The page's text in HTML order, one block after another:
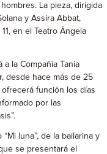
La pieza, dirigida
y Assira Abbat,
en el Teatro Ángela
a la Compañía Tania
desde hace más de 25
función los días
por las
luna”, de la bailarina y
se presentará el